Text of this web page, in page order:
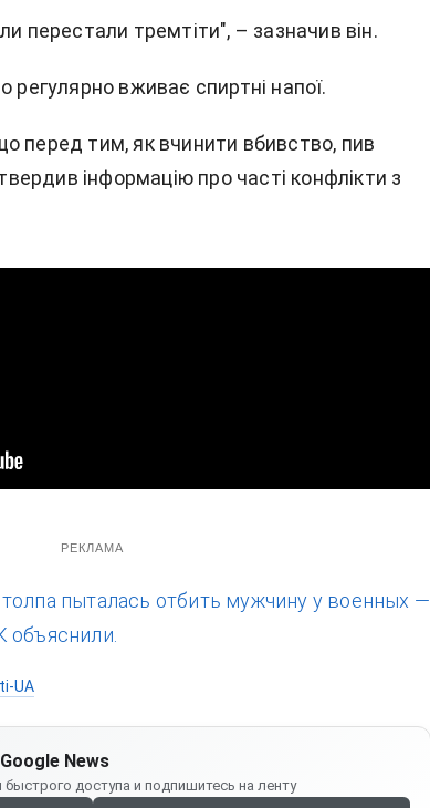
перестали тремтіти", – зазначив він.
регулярно вживає спиртні напої.
перед тим, як вчинити вбивство, пив
інформацію про часті конфлікти з
РЕКЛАМА
пыталась отбить мужчину у военных —
UA
News
доступа и подпишитесь на ленту